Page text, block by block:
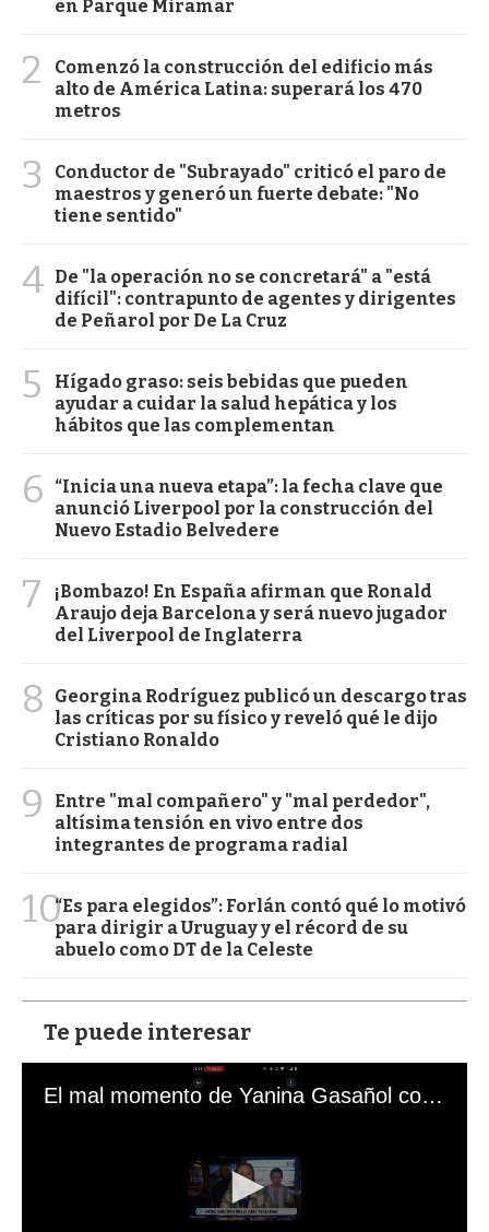
en Parque Miramar
2
Comenzó la construcción del edificio más
alto de América Latina: superará los 470
metros
3
Conductor de "Subrayado" criticó el paro de
maestros y generó un fuerte debate: "No
tiene sentido"
4 De "la operación no se concretará" a "está
difícil": contrapunto de agentes y dirigentes
de Peñarol por De La Cruz
5
Hígado graso: seis bebidas que pueden
ayudar a cuidar la salud hepática y los
hábitos que las complementan
6
“Inicia una nueva etapa”: la fecha clave que
anunció Liverpool por la construcción del
Nuevo Estadio Belvedere
7
¡Bombazo! En España afirman que Ronald
Araujo deja Barcelona y será nuevo jugador
del Liverpool de Inglaterra
8
Georgina Rodríguez publicó un descargo tras
las críticas por su físico y reveló qué le dijo
Cristiano Ronaldo
9
Entre "mal compañero" y "mal perdedor",
altísima tensión en vivo entre dos
integrantes de programa radial
10“Es para elegidos”: Forlán contó qué lo motivó
para dirigir a Uruguay y el récord de su
abuelo como DT de la Celeste
Te puede interesar
El mal momento de Yanina Gasañol con un hincha argentino en "Subrayado"